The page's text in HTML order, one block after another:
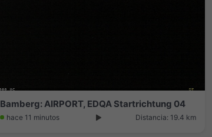
Bamberg: AIRPORT, EDQA Startrichtung 04
hace 11 minutos Distancia: 19.4 km